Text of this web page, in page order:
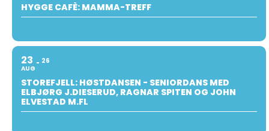
HYGGE CAFÈ: MAMMA-TREFF
23
AUG
26
STOREFJELL: HØSTDANSEN - SENIORDANS MED
ELBJØRG J.DIESERUD, RAGNAR SPITEN OG JOHN
ELVESTAD M.FL